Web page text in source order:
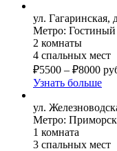
ул. Гагаринская,
Метро:
2 комнаты
4 спальных мест
₽5500 – ₽8000
Узнать больше
ул.
Метро:
1 комната
3 спальных мест